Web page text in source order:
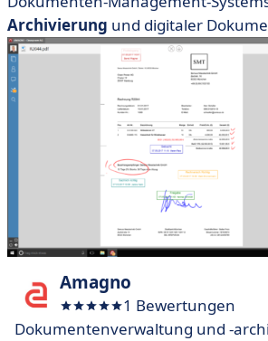
Archivierung und digitaler
Amagno
1 Bewertungen
Dokumentenverwaltung und -